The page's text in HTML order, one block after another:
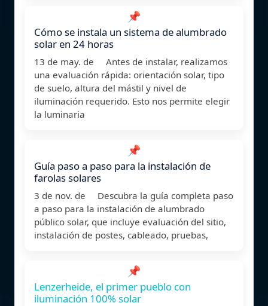
📌
Cómo se instala un sistema de alumbrado
solar en 24 horas
13 de may. de Antes de instalar, realizamos
una evaluación rápida: orientación solar, tipo
de suelo, altura del mástil y nivel de
iluminación requerido. Esto nos permite elegir
la luminaria
📌
Guía paso a paso para la instalación de
farolas solares
3 de nov. de Descubra la guía completa paso
a paso para la instalación de alumbrado
público solar, que incluye evaluación del sitio,
instalación de postes, cableado, pruebas,
📌
Lenzerheide, el primer pueblo con
iluminación 100% solar